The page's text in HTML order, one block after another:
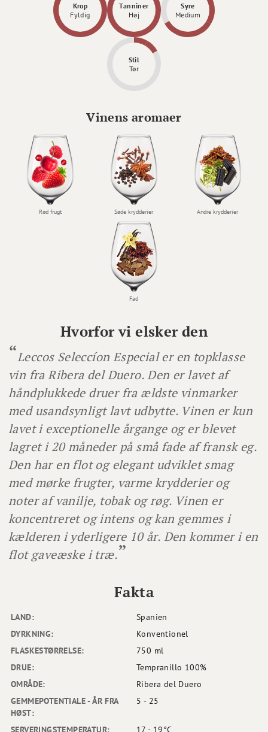
Hvorfor vi elsker den
Leccos Seleccíon Especial er en topklasse
vin fra Ribera del Duero. Den er lavet af
håndplukkede druer fra ældste vinmarker
med usandsynligt lavt udbytte. Vinen er kun
lavet i exceptionelle årgange og er blevet
lagret i 20 måneder på små fade af fransk eg.
Den har en flot og elegant udviklet smag
med mørke frugter, varme krydderier og
noter af vanilje, tobak og røg. Vinen er
koncentreret og intens og kan gemmes i
kælderen i yderligere 10 år. Den kommer i en
flot gaveæske i træ.
LAND:
Spanien
DYRKNING:
Konventionel
FLASKESTØRRELSE:
750 ml
DRUE:
Tempranillo 100%
OMRÅDE:
Ribera del Duero
GEMMEPOTENTIALE - ÅR FRA
HØST:
5 - 25
SERVERINGSTEMPERATUR:
17 - 19°C
Fakta
Krop
Fyldig
Tanniner
Høj
Syre
Medium
Stil
Tør
Vinens aromaer
Rød frugt Søde krydderier Andre krydderier
Fad